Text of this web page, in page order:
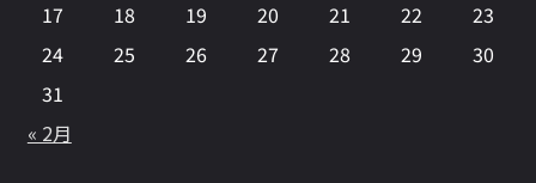
« 2月
17 18 19 20 21 22
23
24
25 26 27 28 29
30
31